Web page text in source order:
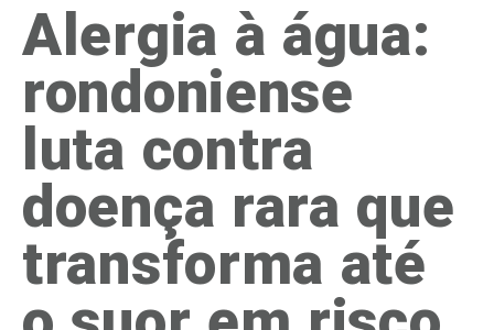
Alergia à água:
rondoniense
luta contra
doença rara que
transforma até